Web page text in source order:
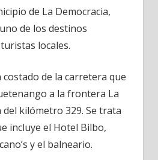
de La Democracia,
de los destinos
locales.
de la carretera que
a la frontera La
kilómetro 329. Se trata
incluye el Hotel Bilbo,
y el balneario.